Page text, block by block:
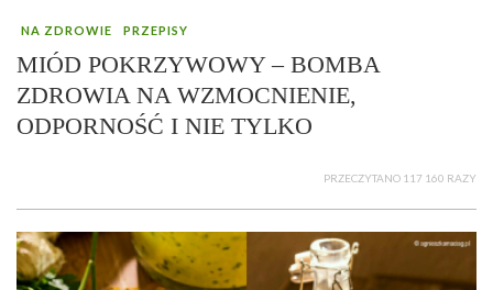
NA ZDROWIE PRZEPISY
MIÓD POKRZYWOWY – BOMBA
ZDROWIA NA WZMOCNIENIE,
ODPORNOŚĆ I NIE TYLKO
PRZECZYTANO 117 160 RAZY